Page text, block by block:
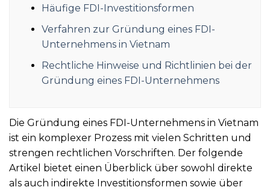
Häufige FDI-Investitionsformen
Verfahren zur Gründung eines FDI-
Unternehmens in Vietnam
Rechtliche Hinweise und Richtlinien bei der
Gründung eines FDI-Unternehmens
Die Gründung eines FDI-Unternehmens in Vietnam
ist ein komplexer Prozess mit vielen Schritten und
strengen rechtlichen Vorschriften. Der folgende
Artikel bietet einen Überblick über sowohl direkte
als auch indirekte Investitionsformen sowie über